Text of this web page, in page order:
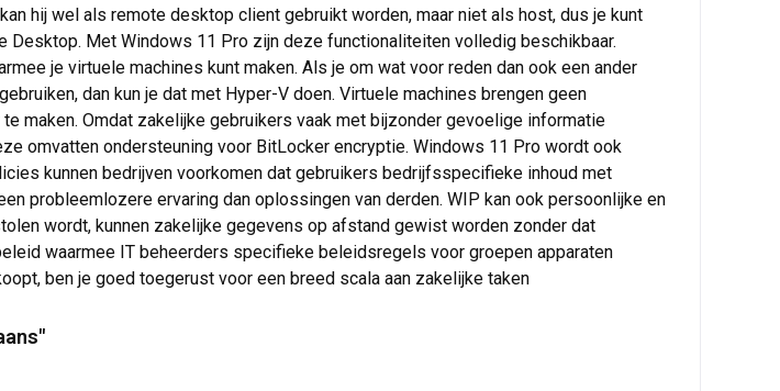
hij wel als remote desktop client gebruikt worden, maar niet als host, dus je kunt
Met Windows 11 Pro zijn deze functionaliteiten volledig beschikbaar.
je virtuele machines kunt maken. Als je om wat voor reden dan ook een ander
dan kun je dat met Hyper-V doen. Virtuele machines brengen geen
maken. Omdat zakelijke gebruikers vaak met bijzonder gevoelige informatie
omvatten ondersteuning voor BitLocker encryptie. Windows 11 Pro wordt ook
kunnen bedrijven voorkomen dat gebruikers bedrijfsspecifieke inhoud met
probleemlozere ervaring dan oplossingen van derden. WIP kan ook persoonlijke en
wordt, kunnen zakelijke gegevens op afstand gewist worden zonder dat
waarmee IT beheerders specifieke beleidsregels voor groepen apparaten
ben je goed toegerust voor een breed scala aan zakelijke taken